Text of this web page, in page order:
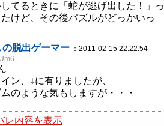
てるときに「蛇が逃げ出した！」っ
けど、その後パズルがどっかいっ
の脱出ゲーマー ：2011-02-15 22:22:54
ン、↓に有りましたが、
のような気もしますが・・・
レ内容を表示